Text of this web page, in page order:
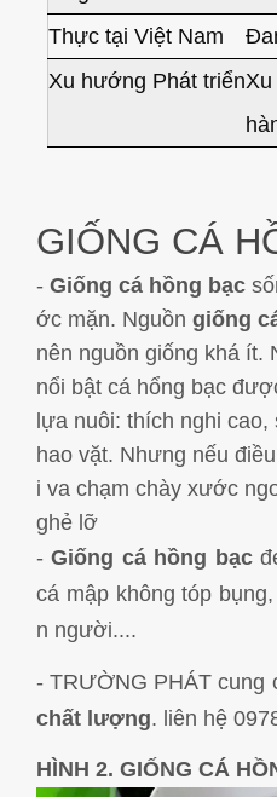
Thực tại Việt Nam
Xu hướng Phát triển
GIỐNG CÁ
- Giống cá hồng bạc
ớc mặn. Nguồn giống
nên nguồn giống khá ít.
nổi bật cá hổng bạc
lựa nuôi: thích nghi
hao vặt. Nhưng nếu
i va chạm chày xước
ghẻ lỡ
-Giống cá hồng bạc
cá mập không tóp
n người....
- TRƯỜNG PHÁT cung
chất lượng. liên hệ
HÌNH 2. GIỐNG CÁ